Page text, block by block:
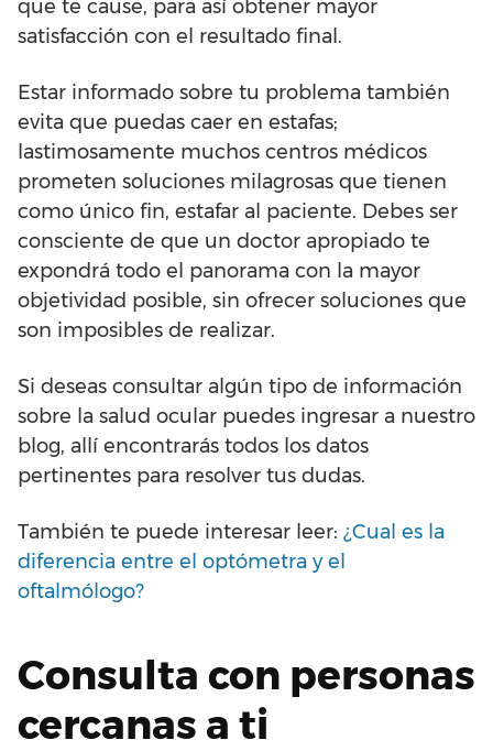
que te cause, para así obtener mayor
satisfacción con el resultado final.
Estar informado sobre tu problema también
evita que puedas caer en estafas;
lastimosamente muchos centros médicos
prometen soluciones milagrosas que tienen
como único fin, estafar al paciente. Debes ser
consciente de que un doctor apropiado te
expondrá todo el panorama con la mayor
objetividad posible, sin ofrecer soluciones que
son imposibles de realizar.
Si deseas consultar algún tipo de información
sobre la salud ocular puedes ingresar a nuestro
blog, allí encontrarás todos los datos
pertinentes para resolver tus dudas.
También te puede interesar leer: ¿Cual es la
diferencia entre el optómetra y el
oftalmólogo?
Consulta con personas
cercanas a ti